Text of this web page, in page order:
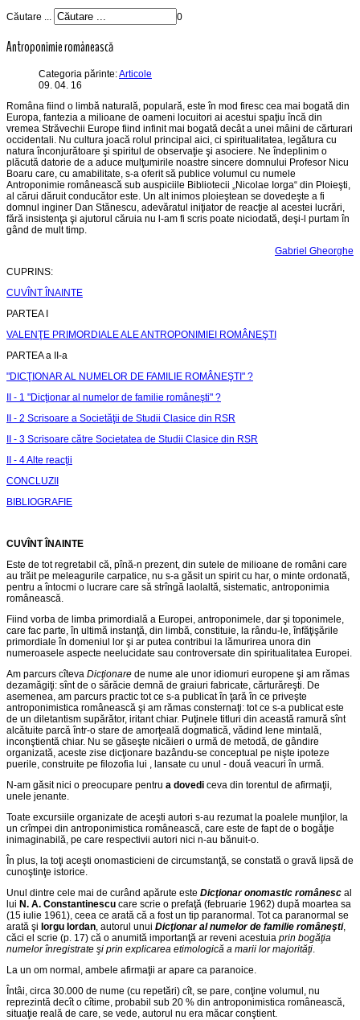
Căutare ... 0
Antroponimie românească
Categoria părinte:Articole
09. 04. 16
Româna fiind o limbă naturală, populară, este în mod firesc cea mai bogată din
Europa, fantezia a milioane de oameni locuitori ai acestui spaţiu încă din
vremea Străvechii Europe fiind infinit mai bogată decât a unei mâini de cărturari
occidentali. Nu cultura joacă rolul principal aici, ci spiritualitatea, legătura cu
natura înconjurătoare şi spiritul de observaţie şi asociere. Ne îndeplinim o
plăcută datorie de a aduce mulţumirile noastre sincere domnului Profesor Nicu
Boaru care, cu amabilitate, s-a oferit să publice volumul cu numele
Antroponimie românească sub auspiciile Bibliotecii „Nicolae Iorga“ din Ploieşti,
al cărui dăruit conducător este. Un alt inimos ploieştean se dovedeşte a fi
domnul inginer Dan Stănescu, adevăratul iniţiator de reacţie al acestei lucrări,
fără insistenţa şi ajutorul căruia nu l-am fi scris poate niciodată, deşi-l purtam în
gând de mult timp.
Gabriel Gheorghe
CUPRINS:
CUVÎNT ÎNAINTE
PARTEA I
VALENŢE PRIMORDIALE ALE ANTROPONIMIEI ROMÂNEŞTI
PARTEA a II-a
"DICŢIONAR AL NUMELOR DE FAMILIE ROMÂNEŞTI" ?
II - 1 "Dicţionar al numelor de familie româneşti" ?
II - 2 Scrisoare a Societăţii de Studii Clasice din RSR
II - 3 Scrisoare către Societatea de Studii Clasice din RSR
II - 4 Alte reacţii
CONCLUZII
BIBLIOGRAFIE
CUVÎNT ÎNAINTE
Este de tot regretabil că, pînă-n prezent, din sutele de milioane de români care
au trăit pe meleagurile carpatice, nu s-a găsit un spirit cu har, o minte ordonată,
pentru a întocmi o lucrare care să strîngă laolaltă, sistematic, antroponimia
românească.
Fiind vorba de limba primordială a Europei, antroponimele, dar şi toponimele,
care fac parte, în ultimă instanţă, din limbă, constituie, la rându-le, înfăţişările
primordiale în domeniul lor şi ar putea contribui la lămurirea unora din
numeroasele aspecte neelucidate sau controversate din spiritualitatea Europei.
Am parcurs cîteva Dicţionare de nume ale unor idiomuri europene şi am rămas
dezamăgiţi: sînt de o sărăcie demnă de graiuri fabricate, cărturăreşti. De
asemenea, am parcurs practic tot ce s-a publicat în ţară în ce priveşte
antroponimistica românească şi am rămas consternaţi: tot ce s-a publicat este
de un diletantism supărător, iritant chiar. Puţinele titluri din această ramură sînt
alcătuite parcă într-o stare de amorţeală dogmatică, vădind lene mintală,
inconştientă chiar. Nu se găseşte nicăieri o urmă de metodă, de gândire
organizată, aceste zise dicţionare bazându-se conceptual pe nişte ipoteze
puerile, construite pe filozofia lui , lansate cu unul - două veacuri în urmă.
N-am găsit nici o preocupare pentru a dovedi ceva din torentul de afirmaţii,
unele jenante.
Toate excursiile organizate de aceşti autori s-au rezumat la poalele munţilor, la
un crîmpei din antroponimistica românească, care este de fapt de o bogăţie
inimaginabilă, pe care respectivii autori nici n-au bănuit-o.
În plus, la toţi aceşti onomasticieni de circumstanţă, se constată o gravă lipsă de
cunoştinţe istorice.
Unul dintre cele mai de curând apărute este Dicţionar onomastic românesc al
lui N. A. Constantinescu care scrie o prefaţă (februarie 1962) după moartea sa
(15 iulie 1961), ceea ce arată că a fost un tip paranormal. Tot ca paranormal se
arată şi Iorgu Iordan, autorul unui Dicţionar al numelor de familie româneşti,
căci el scrie (p. 17) că o anumită importanţă ar reveni acestuia prin bogăţia
numelor înregistrate şi prin explicarea etimologică a marii lor majorităţi.
La un om normal, ambele afirmaţii ar apare ca paranoice.
Întâi, circa 30.000 de nume (cu repetări) cît, se pare, conţine volumul, nu
reprezintă decît o cîtime, probabil sub 20 % din antroponimistica românească,
situaţie reală de care, se vede, autorul nu era măcar conştient.